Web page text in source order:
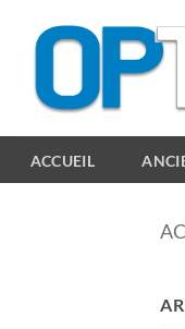
ACCUEIL